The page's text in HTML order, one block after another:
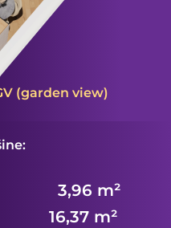
(garden view)
m²
16,37 m²